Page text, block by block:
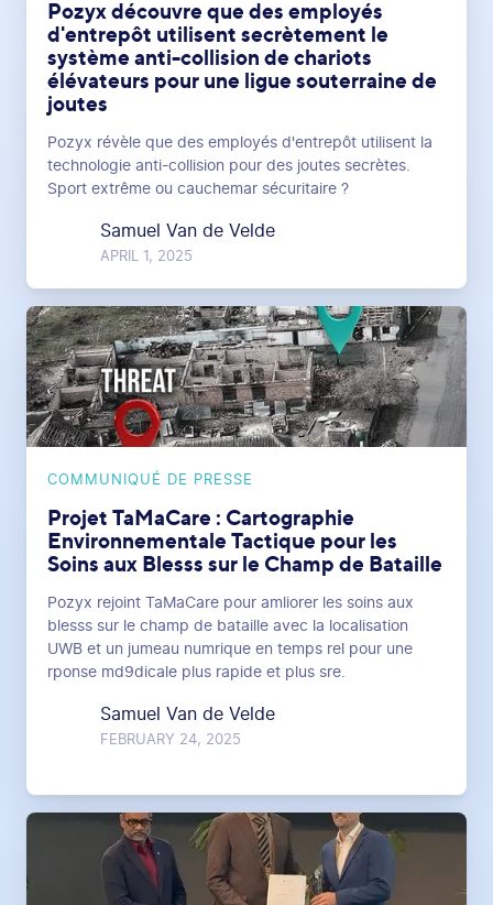
Pozyx découvre que des employés
d'entrepôt utilisent secrètement le
système anti-collision de chariots
élévateurs pour une ligue souterraine de
joutes
Pozyx révèle que des employés d'entrepôt utilisent la
technologie anti-collision pour des joutes secrètes.
Sport extrême ou cauchemar sécuritaire ?
Samuel Van de Velde
APRIL 1, 2025
COMMUNIQUÉ DE PRESSE
Projet TaMaCare : Cartographie
Environnementale Tactique pour les
Soins aux Blesss sur le Champ de Bataille
Pozyx rejoint TaMaCare pour amliorer les soins aux
blesss sur le champ de bataille avec la localisation
UWB et un jumeau numrique en temps rel pour une
rponse md9dicale plus rapide et plus sre.
Samuel Van de Velde
FEBRUARY 24, 2025